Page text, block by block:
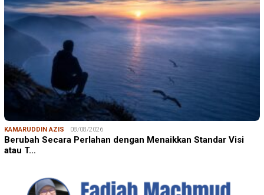
KAMARUDDIN AZIS 08/08/2026
Berubah Secara Perlahan dengan Menaikkan Standar Visi
atau T…